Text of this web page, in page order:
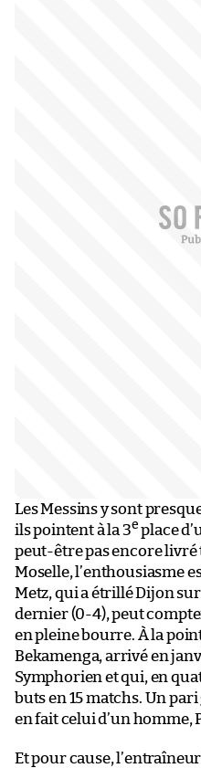
Les Messins y sont
ils pointent à la 3e place
peut-être pas encore livré
Moselle, l’enthousiasme
Metz, qui a étrillé Dijon
dernier (0-4), peut
en pleine bourre. À la
Bekamenga, arrivé en
Symphorien et qui, en
buts en 15 matchs. Un
en fait celui d’un homme,
Et pour cause,